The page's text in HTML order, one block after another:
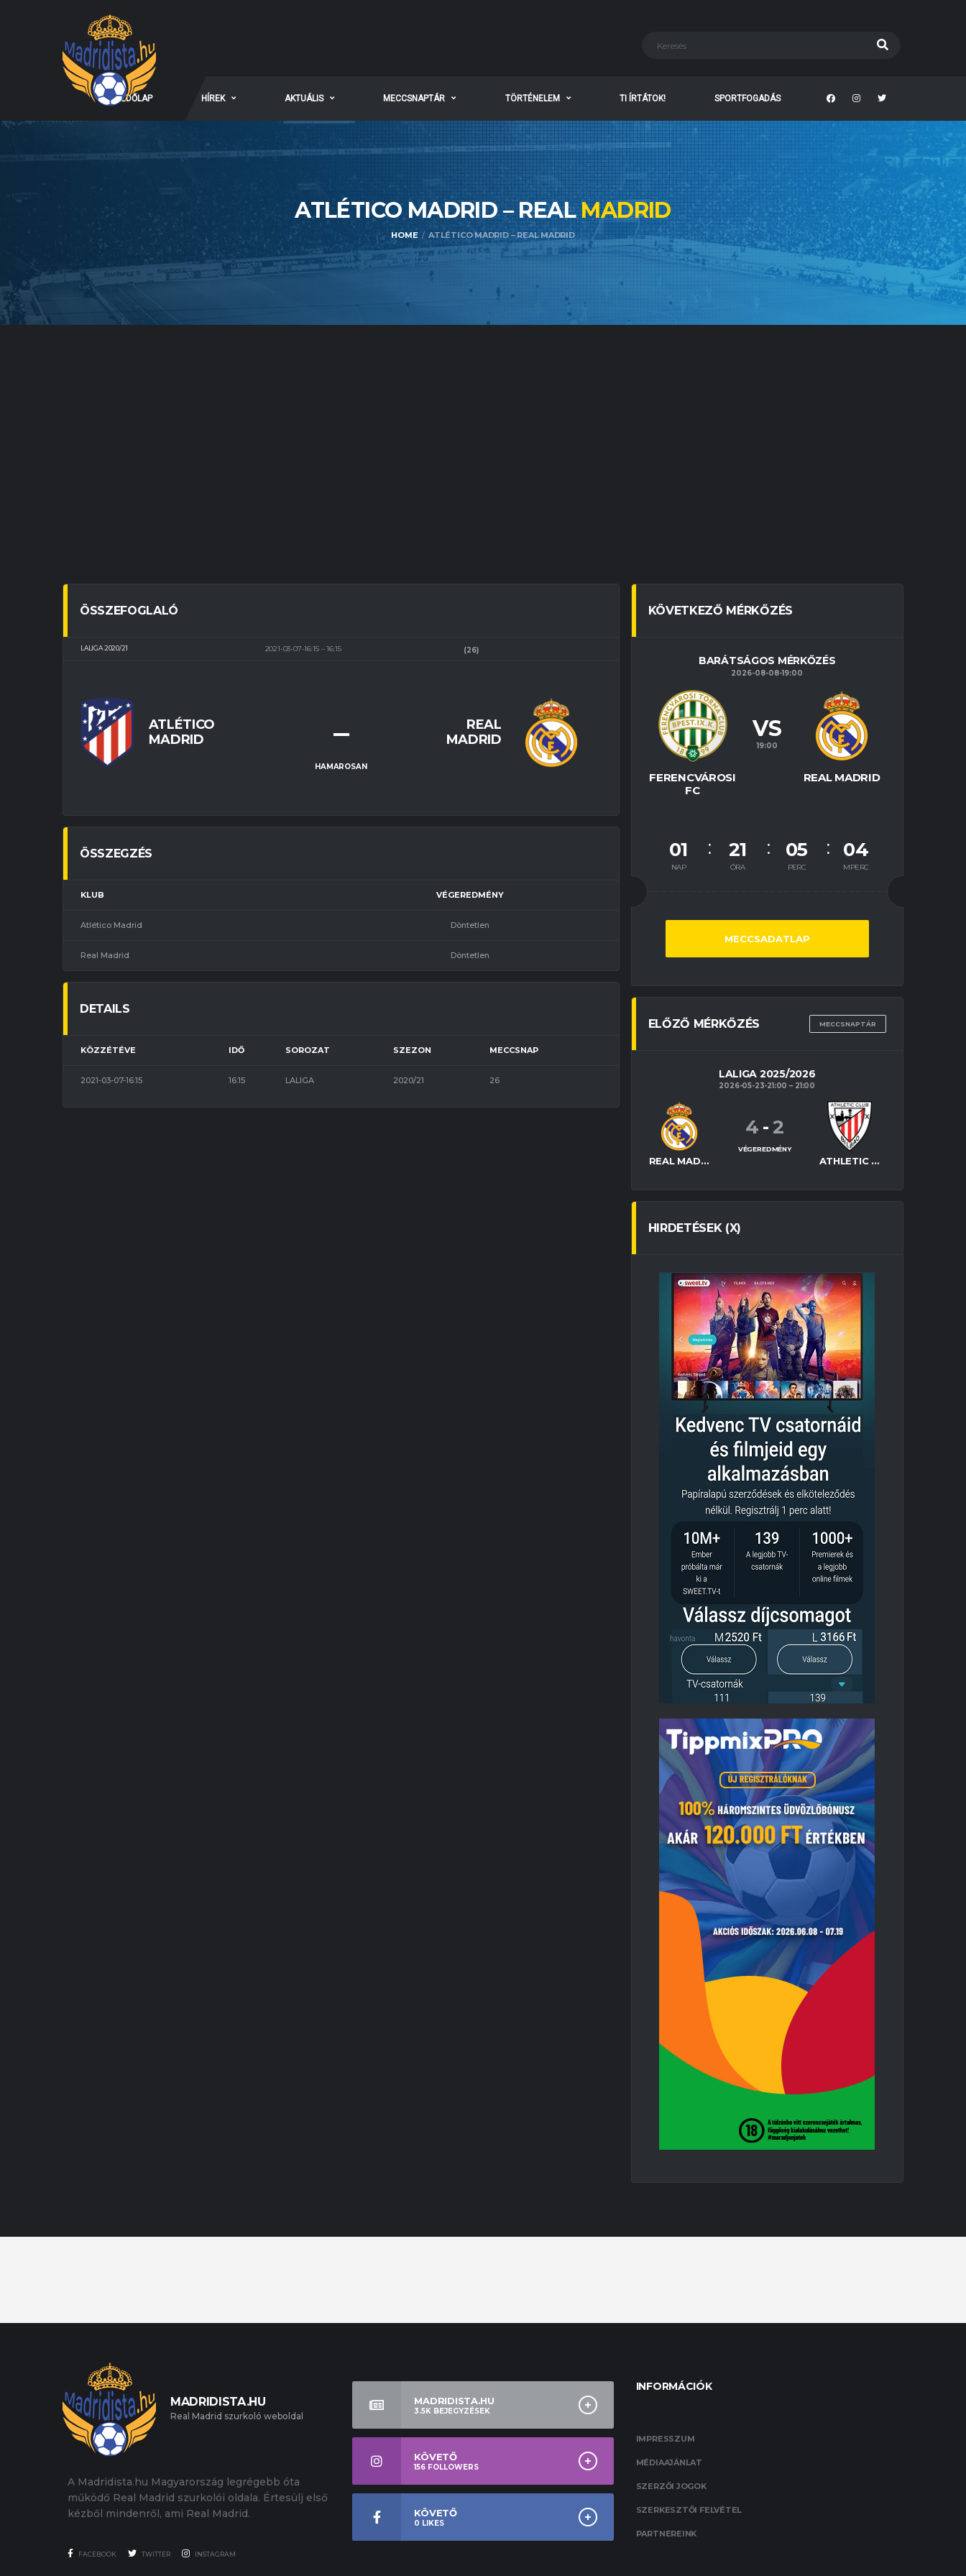
KEZDŐLAP HÍREK AKTUÁLIS MECCSNAPTÁR TÖRTÉNELEM TI ÍRTÁTOK! SPORTFOGADÁS
ATLÉTICO MADRID – REALMADRID
HOME ATLÉTICO MADRID – REAL MADRID
ÖSSZEFOGLALÓ
LALIGA 2020/21 2021-03-07-16:15 16:15 (26)
ATLÉTICO
MADRID
REAL
MADRID
–
HAMAROSAN
ÖSSZEGZÉS
KLUB VÉGEREDMÉNY
Atlético Madrid Döntetlen
Real Madrid Döntetlen
DETAILS
KÖZZÉTÉVE IDŐ SOROZAT SZEZON MECCSNAP
2021-03-07-16:15 16:15 LALIGA 2020/21 26
KÖVETKEZŐ MÉRKŐZÉS
BARÁTSÁGOS MÉRKŐZÉS
2026-08-08-19:00
FERENCVÁROSI
FC
REAL MADRID
VS
19:00
01
NAP
21
ÓRA
05
PERC
03
MPERC
MECCSADATLAP
ELŐZŐ MÉRKŐZÉS MECCSNAPTÁR
LALIGA 2025/2026
2026-05-23-21:00 21:00
REAL MADRID ATHLETIC BILBAO
4 -2
VÉGEREDMÉNY
HIRDETÉSEK (X)
MADRIDISTA.HU
Real Madrid szurkoló weboldal
A Madridista.hu Magyarország legrégebb óta
működő Real Madrid szurkolói oldala. Értesülj első
kézből mindenről, ami Real Madrid.
FACEBOOK TWITTER INSTAGRAM
MADRIDISTA.HU
3.5K BEJEGYZÉSEK
KÖVETŐ
156 FOLLOWERS
KÖVETŐ
0 LIKES
INFORMÁCIÓK
IMPRESSZUM
MÉDIAAJÁNLAT
SZERZŐI JOGOK
SZERKESZTŐI FELVÉTEL
PARTNEREINK